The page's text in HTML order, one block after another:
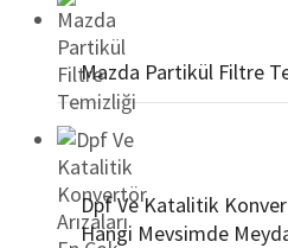
Mazda Partikül Filtre
Dpf Ve Katalitik
Hangi Mevsimde